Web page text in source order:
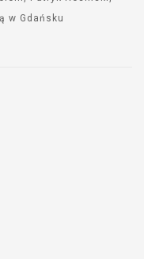
w Gdańsku